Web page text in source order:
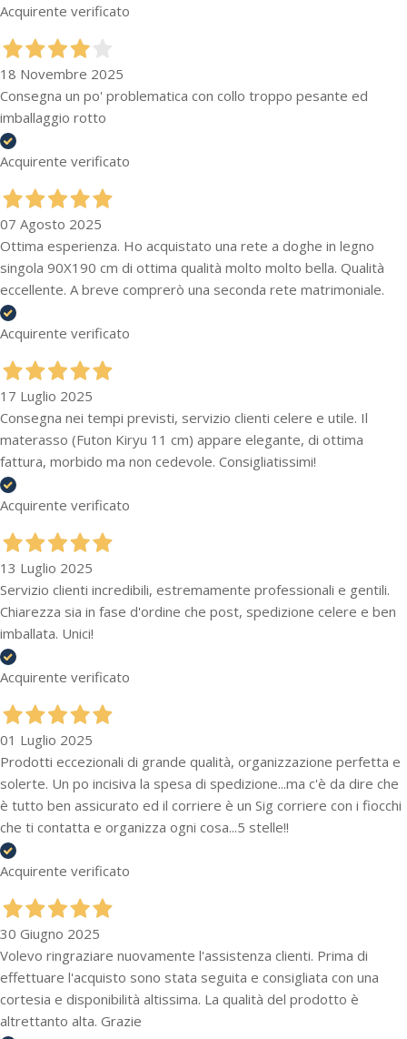
Acquirente verificato
18 Novembre 2025
Consegna un po' problematica con collo troppo pesante ed
imballaggio rotto
Acquirente verificato
07 Agosto 2025
Ottima esperienza. Ho acquistato una rete a doghe in legno
singola 90X190 cm di ottima qualità molto molto bella. Qualità
eccellente. A breve comprerò una seconda rete matrimoniale.
Acquirente verificato
17 Luglio 2025
Consegna nei tempi previsti, servizio clienti celere e utile. Il
materasso (Futon Kiryu 11 cm) appare elegante, di ottima
fattura, morbido ma non cedevole. Consigliatissimi!
Acquirente verificato
13 Luglio 2025
Servizio clienti incredibili, estremamente professionali e gentili.
Chiarezza sia in fase d'ordine che post, spedizione celere e ben
imballata. Unici!
Acquirente verificato
01 Luglio 2025
Prodotti eccezionali di grande qualità, organizzazione perfetta e
solerte. Un po incisiva la spesa di spedizione...ma c'è da dire che
è tutto ben assicurato ed il corriere è un Sig corriere con i fiocchi
che ti contatta e organizza ogni cosa...5 stelle!!
Acquirente verificato
30 Giugno 2025
Volevo ringraziare nuovamente l'assistenza clienti. Prima di
effettuare l'acquisto sono stata seguita e consigliata con una
cortesia e disponibilità altissima. La qualità del prodotto è
altrettanto alta. Grazie